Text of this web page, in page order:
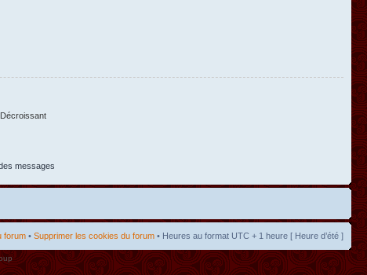
Décroissant
messages
forum • Supprimer les cookies du forum • Heures au format UTC + 1 heure [ Heure d’été ]